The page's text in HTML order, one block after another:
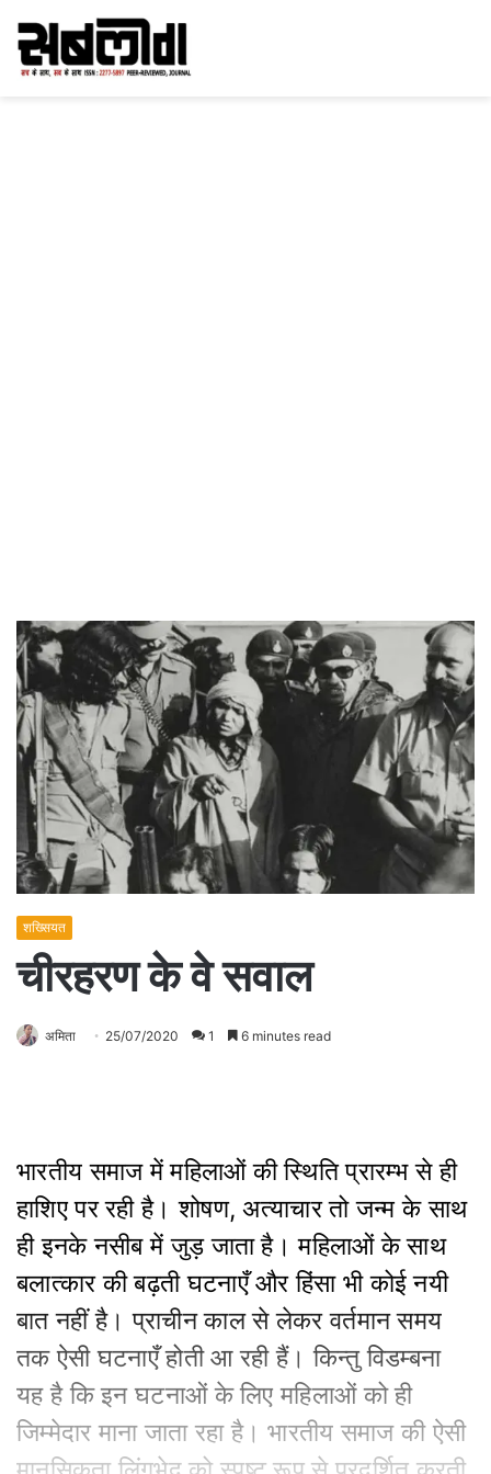
शख्सियत
चीरहरण के वे सवाल
अमिता 25/07/2020 1 6 minutes read
भारतीय समाज में महिलाओं की स्थिति प्रारम्भ से ही
हाशिए पर रही है। शोषण, अत्‍याचार तो जन्‍म के साथ
ही इनके नसीब में जुड़ जाता है। महिलाओं के साथ
बलात्‍कार की बढ़ती घटनाएँ और हिंसा भी कोई नयी
बात नहीं है। प्राचीन काल से लेकर वर्तमान समय
तक ऐसी घटनाएँ होती आ रही हैं। किन्तु विडम्बना
यह है कि इन घटनाओं के लिए महिलाओं को ही
जिम्‍मेदार माना जाता रहा है। भारतीय समाज की ऐसी